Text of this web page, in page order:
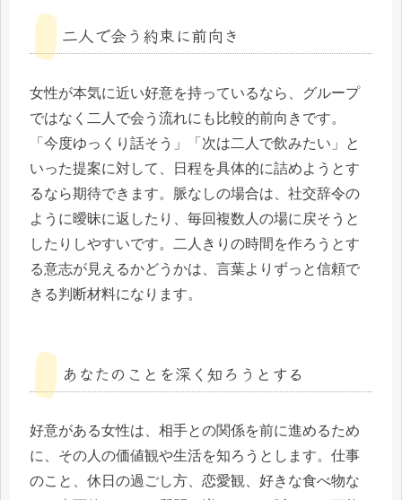
二人で会う約束に前向き
女性が本気に近い好意を持っているなら、グループ
ではなく二人で会う流れにも比較的前向きです。
「今度ゆっくり話そう」「次は二人で飲みたい」と
いった提案に対して、日程を具体的に詰めようとす
るなら期待できます。脈なしの場合は、社交辞令の
ように曖昧に返したり、毎回複数人の場に戻そうと
したりしやすいです。二人きりの時間を作ろうとす
る意志が見えるかどうかは、言葉よりずっと信頼で
きる判断材料になります。
あなたのことを深く知ろうとする
好意がある女性は、相手との関係を前に進めるため
に、その人の価値観や生活を知ろうとします。仕事
のこと、休日の過ごし方、恋愛観、好きな食べ物な